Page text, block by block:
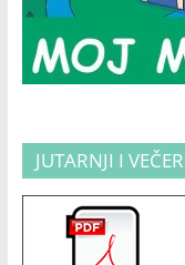
JUTARNJI I